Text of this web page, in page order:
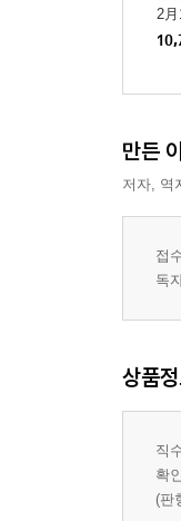
2
3
デ
만든
저자, 역
접
독
상품
직
확
(판